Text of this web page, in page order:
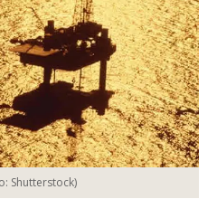
Shutterstock)